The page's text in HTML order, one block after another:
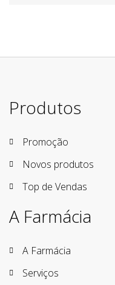
Produtos
Promoção
Novos produtos
Top de Vendas
A Farmácia
A Farmácia
Serviços